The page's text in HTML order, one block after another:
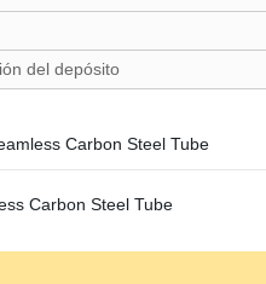
del depósito